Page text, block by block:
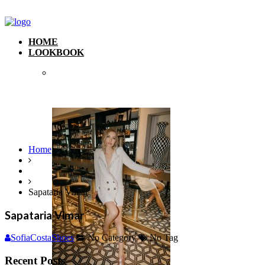
HOME
LOOKBOOK
Home
Sapataria Vimar
Sapataria Vimar
SofiaCostaShoes No Category No Tag
Recent Posts